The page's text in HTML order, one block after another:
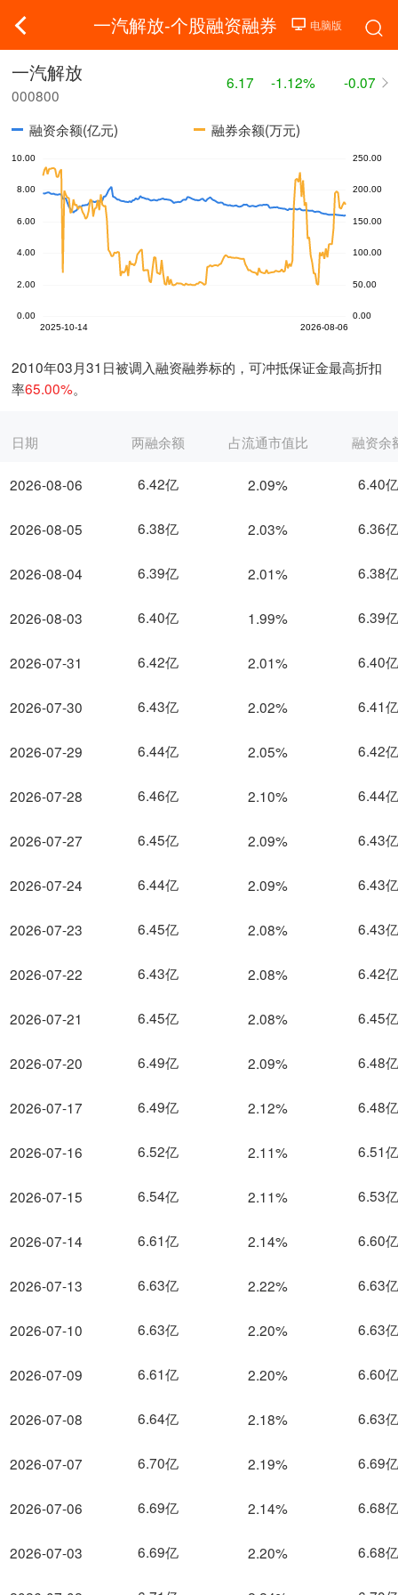
一汽解放-个股融资融券
一汽解放
000800
6.17 -1.12% -0.07
融资余额(亿元) 融券余额(万元)
2010年03月31日被调入融资融券标的，可冲抵保证金最高折扣
率65.00%。
日期
2026-08-06
2026-08-05
2026-08-04
2026-08-03
2026-07-31
2026-07-30
2026-07-29
2026-07-28
2026-07-27
2026-07-24
2026-07-23
2026-07-22
2026-07-21
2026-07-20
2026-07-17
2026-07-16
2026-07-15
2026-07-14
2026-07-13
2026-07-10
2026-07-09
2026-07-08
2026-07-07
2026-07-06
2026-07-03
两融余额 占流通市值比 融资余
6.42亿 2.09% 6.40亿
6.38亿 2.03% 6.36亿
6.39亿 2.01% 6.38亿
6.40亿 1.99% 6.39亿
6.42亿 2.01% 6.40亿
6.43亿 2.02% 6.41亿
6.44亿 2.05% 6.42亿
6.46亿 2.10% 6.44亿
6.45亿 2.09% 6.43亿
6.44亿 2.09% 6.43亿
6.45亿 2.08% 6.43亿
6.43亿 2.08% 6.42亿
6.45亿 2.08% 6.45亿
6.49亿 2.09% 6.48亿
6.49亿 2.12% 6.48亿
6.52亿 2.11% 6.51亿
6.54亿 2.11% 6.53亿
6.61亿 2.14% 6.60亿
6.63亿 2.22% 6.63亿
6.63亿 2.20% 6.63亿
6.61亿 2.20% 6.60亿
6.64亿 2.18% 6.63亿
6.70亿 2.19% 6.69亿
6.69亿 2.14% 6.68亿
6.69亿 2.20% 6.68亿